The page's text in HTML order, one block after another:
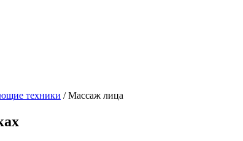
техники /Массаж лица